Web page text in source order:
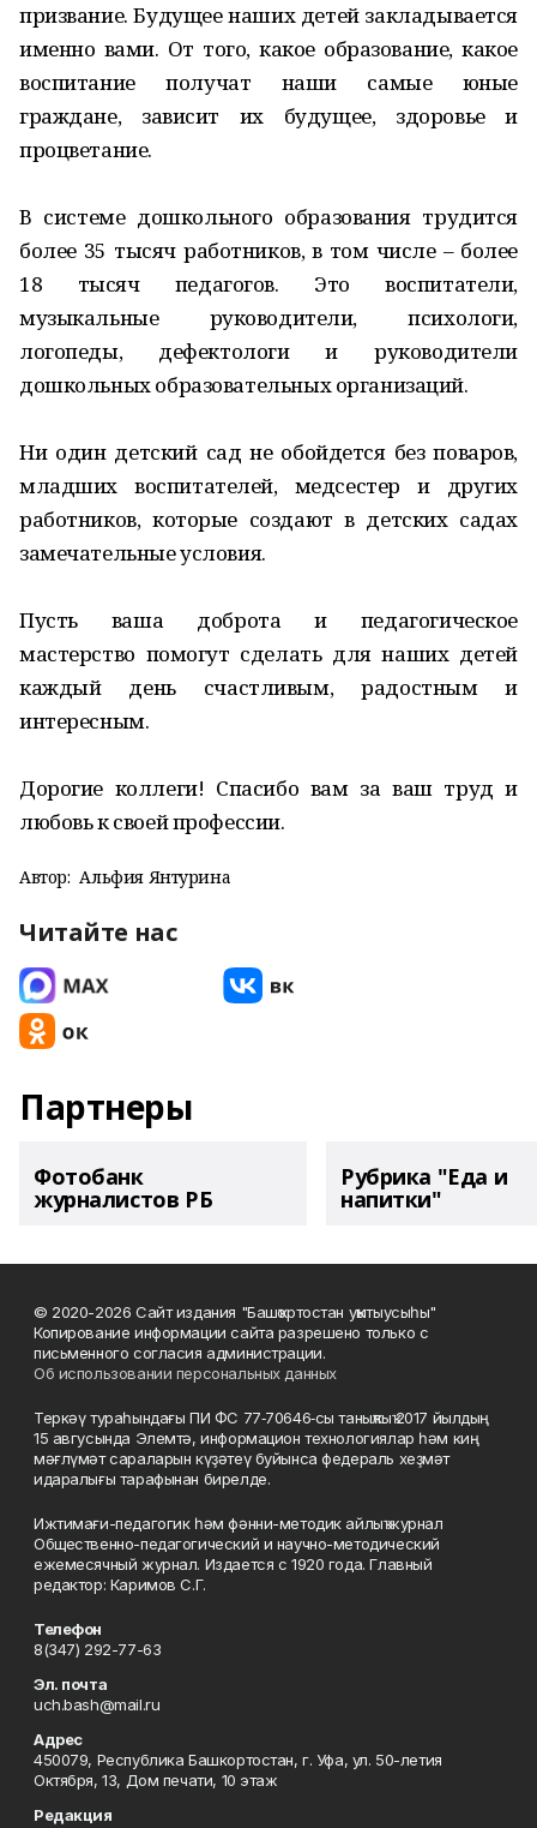
призвание. Будущее наших детей закладывается
именно вами. От того, какое образование, какое
воспитание получат наши самые юные
граждане, зависит их будущее, здоровье и
процветание.
В системе дошкольного образования трудится
более 35 тысяч работников, в том числе – более
18 тысяч педагогов. Это воспитатели,
музыкальные руководители, психологи,
логопеды, дефектологи и руководители
дошкольных образовательных организаций.
Ни один детский сад не обойдется без поваров,
младших воспитателей, медсестер и других
работников, которые создают в детских садах
замечательные условия.
Пусть ваша доброта и педагогическое
мастерство помогут сделать для наших детей
каждый день счастливым, радостным и
интересным.
Дорогие коллеги! Спасибо вам за ваш труд и
любовь к своей профессии.
Автор: Альфия Янтурина
Читайте нас
Партнеры
Фотобанк
журналистов РБ
Рубрика "Еда и
напитки"
© 2020-2026 Сайт издания "Башҡортостан уҡытыусыһы"
Копирование информации сайта разрешено только с
письменного согласия администрации.
Об использовании персональных данных
Теркәү тураһындағы ПИ ФС 77‑70646‑сы таныҡлыҡ 2017 йылдың
15 авгусында Элемтә, информацион технологиялар һәм киң
мәғлүмәт сараларын күҙәтеү буйынса федераль хеҙмәт
идаралығы тарафынан бирелде.
Ижтимағи-педагогик һәм фәнни-методик айлыҡ журнал
Общественно-педагогический и научно-методический
ежемесячный журнал. Издается с 1920 года. Главный
редактор: Каримов С.Г.
Телефон
8(347) 292-77-63
Эл. почта
uch.bash@mail.ru
Адрес
450079, Республика Башкортостан, г. Уфа, ул. 50-летия
Октября, 13, Дом печати, 10 этаж
Редакция